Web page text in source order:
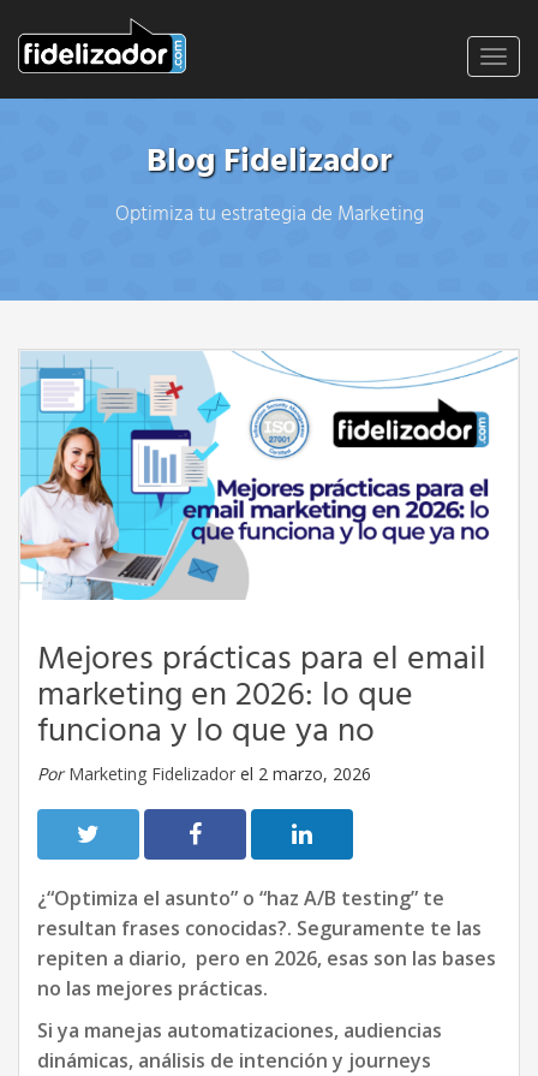
Blog Fidelizador
Optimiza tu estrategia de Marketing
Mejores prácticas para el email
marketing en 2026: lo que
funciona y lo que ya no
Por Marketing Fidelizador el 2 marzo, 2026
¿“Optimiza el asunto” o “haz A/B testing” te
resultan frases conocidas?. Seguramente te las
repiten a diario, pero en 2026, esas son las bases
no las mejores prácticas.
Si ya manejas automatizaciones, audiencias
dinámicas, análisis de intención y journeys